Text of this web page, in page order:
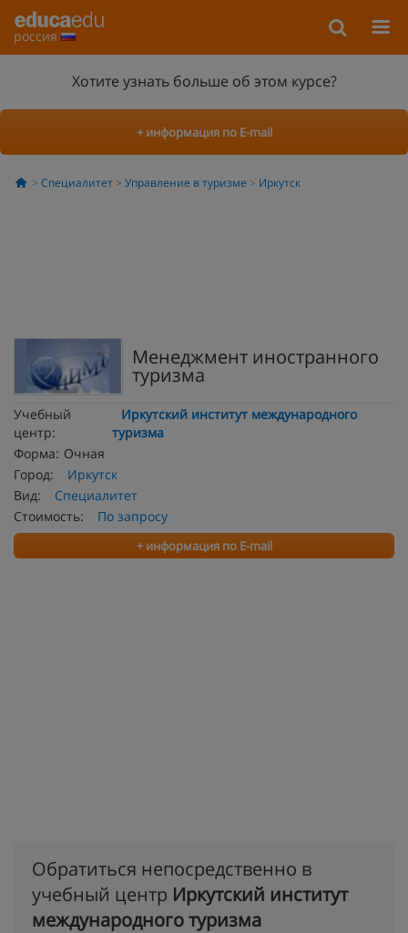
россия
Хотите узнать больше об этом курсе?
+ информация по E-mail
Специалитет Управление в туризме Иркутск
Менеджмент иностранного
туризма
Учебный
центр:
Иркутский институт международного
туризма
Форма: Очная
Город:
Иркутск
Вид:
Специалитет
Стоимость:
По запросу
+ информация по E-mail
Обратиться непосредственно в
учебный центр Иркутский институт
международного туризма